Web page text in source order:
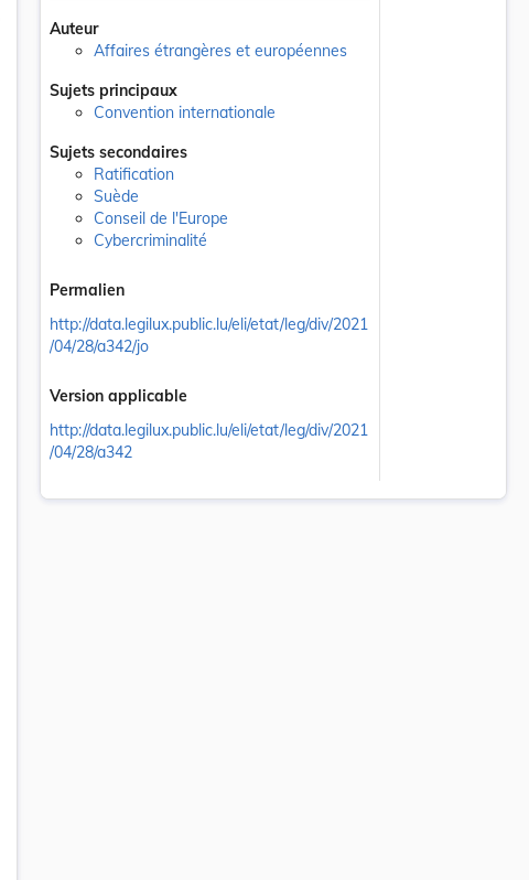
Auteur
Affaires étrangères et européennes
Sujets principaux
Convention internationale
Sujets secondaires
Ratification
Suède
Conseil de l'Europe
Cybercriminalité
Permalien
http://data.legilux.public.lu/eli/etat/leg/div/2021
/04/28/a342/jo
Version applicable
http://data.legilux.public.lu/eli/etat/leg/div/2021
/04/28/a342